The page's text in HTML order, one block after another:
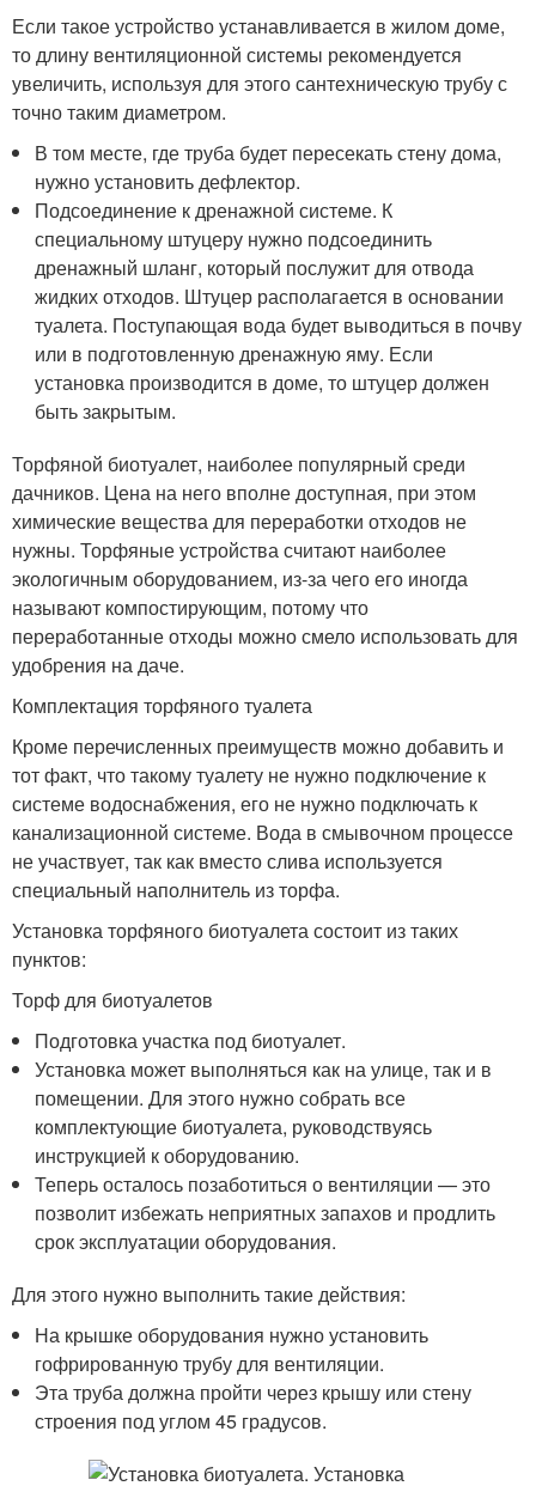
Если такое устройство устанавливается в жилом доме,
то длину вентиляционной системы рекомендуется
увеличить, используя для этого сантехническую трубу с
точно таким диаметром.
В том месте, где труба будет пересекать стену дома,
нужно установить дефлектор.
Подсоединение к дренажной системе. К
специальному штуцеру нужно подсоединить
дренажный шланг, который послужит для отвода
жидких отходов. Штуцер располагается в основании
туалета. Поступающая вода будет выводиться в почву
или в подготовленную дренажную яму. Если
установка производится в доме, то штуцер должен
быть закрытым.
Торфяной биотуалет, наиболее популярный среди
дачников. Цена на него вполне доступная, при этом
химические вещества для переработки отходов не
нужны. Торфяные устройства считают наиболее
экологичным оборудованием, из-за чего его иногда
называют компостирующим, потому что
переработанные отходы можно смело использовать для
удобрения на даче.
Комплектация торфяного туалета
Кроме перечисленных преимуществ можно добавить и
тот факт, что такому туалету не нужно подключение к
системе водоснабжения, его не нужно подключать к
канализационной системе. Вода в смывочном процессе
не участвует, так как вместо слива используется
специальный наполнитель из торфа.
Установка торфяного биотуалета состоит из таких
пунктов:
Торф для биотуалетов
Подготовка участка под биотуалет.
Установка может выполняться как на улице, так и в
помещении. Для этого нужно собрать все
комплектующие биотуалета, руководствуясь
инструкцией к оборудованию.
Теперь осталось позаботиться о вентиляции — это
позволит избежать неприятных запахов и продлить
срок эксплуатации оборудования.
Для этого нужно выполнить такие действия:
На крышке оборудования нужно установить
гофрированную трубу для вентиляции.
Эта труба должна пройти через крышу или стену
строения под углом 45 градусов.